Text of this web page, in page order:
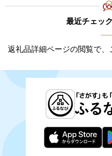
最近チェッ
返礼品詳細ページの閲覧で、